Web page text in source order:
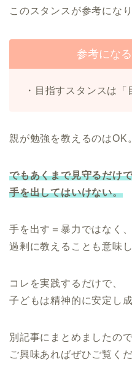
このスタンスが参考になり
参考にな
・目指すスタンスは「
親が勉強を教えるのはOK。
でもあくまで見守るだけ
手を出してはいけない。
手を出す＝暴力ではなく、
過剰に教えることも意味し
コレを実践するだけで、
子どもは精神的に安定し
別記事にまとめましたので
ご興味あればぜひご覧くだ